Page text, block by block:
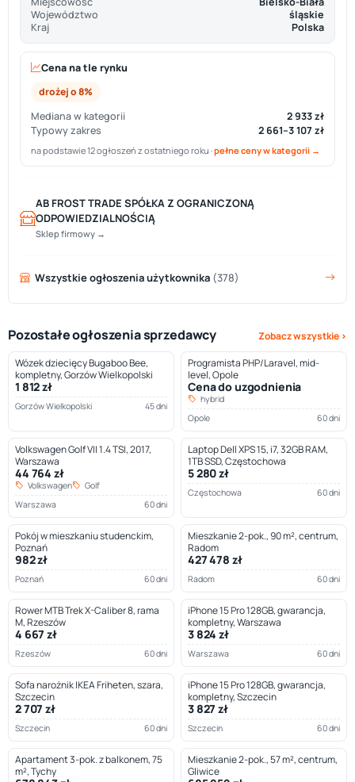
Województwo
śląskie
Kraj
Polska
Cena na tle rynku
drożej o 8%
Mediana w kategorii
2 933 zł
Typowy zakres
2 661–3 107 zł
na podstawie 12 ogłoszeń z ostatniego roku ·pełne ceny w kategorii →
AB FROST TRADE SPÓŁKA Z OGRANICZONĄ
ODPOWIEDZIALNOŚCIĄ
Sklep firmowy →
Wszystkie ogłoszenia użytkownika (378)
Pozostałe ogłoszenia sprzedawcy
Zobacz wszystkie ›
Wózek dziecięcy Bugaboo Bee,
kompletny, Gorzów Wielkopolski
1 812 zł
Gorzów Wielkopolski 45 dni
Programista PHP/Laravel, mid-
level, Opole
Cena do uzgodnienia
hybrid
Opole
60 dni
Volkswagen Golf VII 1.4 TSI, 2017,
Warszawa
44 764 zł
Volkswagen
Golf
Warszawa
60 dni
Laptop Dell XPS 15, i7, 32GB RAM,
1TB SSD, Częstochowa
5 280 zł
Częstochowa 60 dni
Pokój w mieszkaniu studenckim,
Poznań
982 zł
Poznań 60 dni
Mieszkanie 2-pok., 90 m², centrum,
Radom
427 478 zł
Radom 60 dni
Rower MTB Trek X-Caliber 8, rama
M, Rzeszów
4 667 zł
Rzeszów 60 dni
iPhone 15 Pro 128GB, gwarancja,
kompletny, Warszawa
3 824 zł
Warszawa 60 dni
Sofa narożnik IKEA Friheten, szara,
Szczecin
2 707 zł
Szczecin 60 dni
iPhone 15 Pro 128GB, gwarancja,
kompletny, Szczecin
3 827 zł
Szczecin 60 dni
Apartament 3-pok. z balkonem, 75
m², Tychy
Mieszkanie 2-pok., 57 m², centrum,
Gliwice